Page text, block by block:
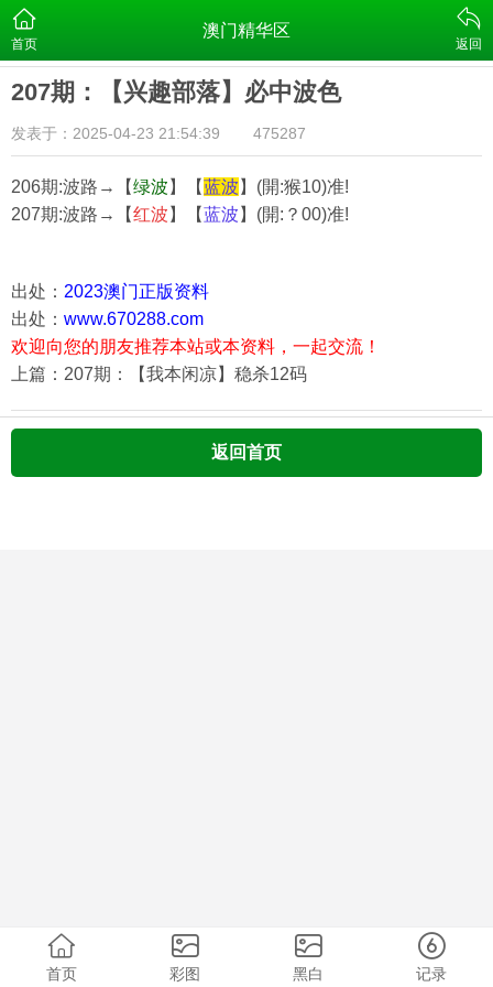
首页
澳门精华区
返回
207期：【兴趣部落】必中波色
发表于：2025-04-23 21:54:39 475287
206期:波路→【绿波 】【蓝波 】(開:猴10)准!
207期:波路→【红波 】【蓝波 】(開:？00)准!
出处： 2023澳门正版资料
出处： www.670288.com
欢迎向您的朋友推荐本站或本资料，一起交流！
上篇：207期：【我本闲凉】稳杀12码
返回首页
首页 彩图 黑白 记录